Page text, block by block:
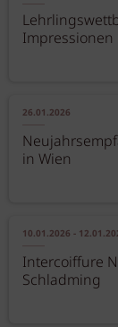
26.01.2026
in Wien
10.01.2026 -
Intercoiffure
Schladming